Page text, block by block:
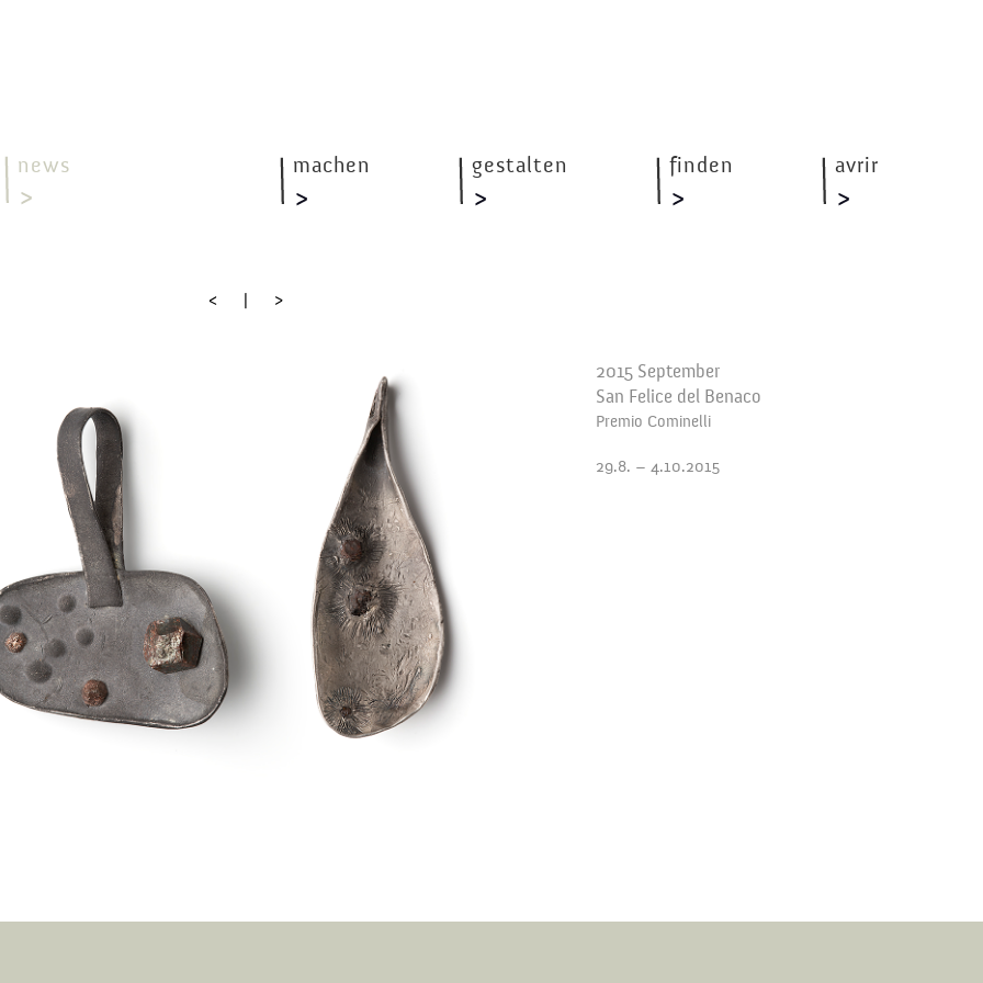
news machen gestalten finden avrir
< >
2015 September
San Felice del Benaco
Premio Cominelli
29.8. – 4.10.2015